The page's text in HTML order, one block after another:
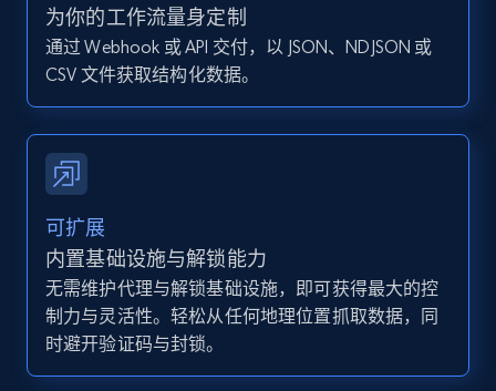
Zillow properties listing information
IsCurrentSignedInAgentResponsible, Bedrooms,
and more.
12K+ 1.3K+
为你的工作流量身定制
通过 Webhook 或 API 交付，以 JSON、NDJSON 或
CSV 文件获取结构化数据。
可扩展
内置基础设施与解锁能力
无需维护代理与解锁基础设施，即可获得最大的控
制力与灵活性。轻松从任何地理位置抓取数据，同
时避开验证码与封锁。